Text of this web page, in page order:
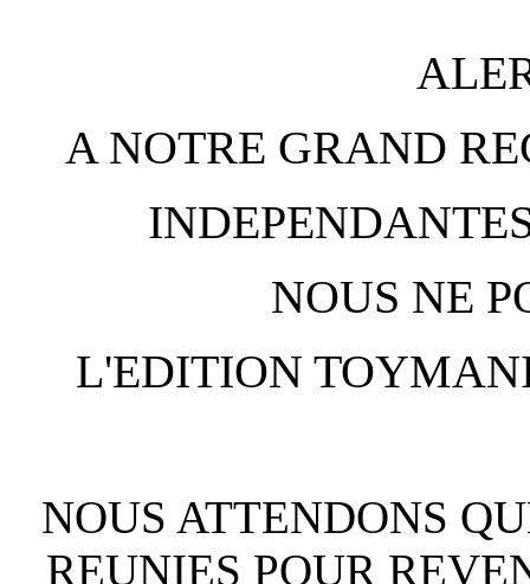
A NOTRE GRAND
NOUS NE
L'EDITION
NOUS ATTENDONS
REUNIES POUR